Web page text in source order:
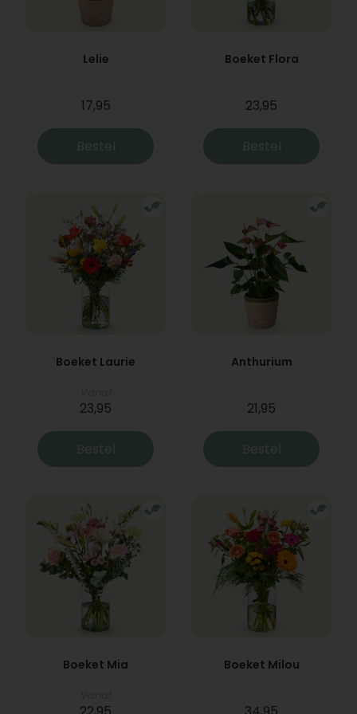
Lelie
17,95
Bestel
Boeket Flora
23,95
Bestel
Boeket Laurie
23,95
Bestel
Anthurium
21,95
Bestel
Boeket Mia Boeket Milou